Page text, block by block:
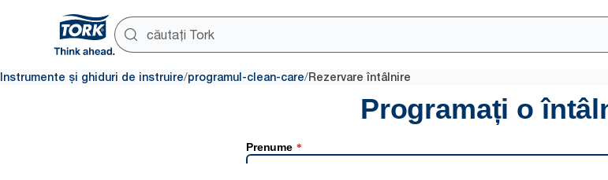
Instrumente și ghiduri de instruire/programul-clean-care/Rezervare întâlnire